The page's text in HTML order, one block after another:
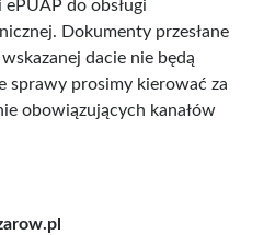
do obsługi
Dokumenty przesłane
dacie nie będą
sprawy prosimy kierować za
obowiązujących kanałów